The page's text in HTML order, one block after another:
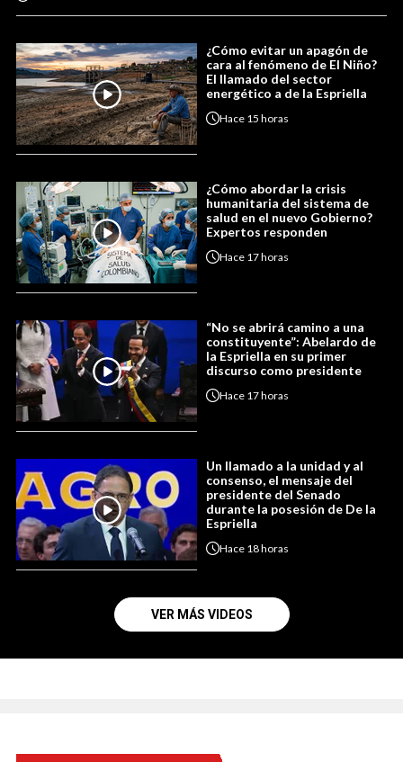
¿Cómo evitar un apagón de
cara al fenómeno de El Niño?
El llamado del sector
energético a de la Espriella
Hace 15 horas
¿Cómo abordar la crisis
humanitaria del sistema de
salud en el nuevo Gobierno?
Expertos responden
Hace 17 horas
“No se abrirá camino a una
constituyente”: Abelardo de
la Espriella en su primer
discurso como presidente
Hace 17 horas
Un llamado a la unidad y al
consenso, el mensaje del
presidente del Senado
durante la posesión de De la
Espriella
Hace 18 horas
VER MÁS VIDEOS